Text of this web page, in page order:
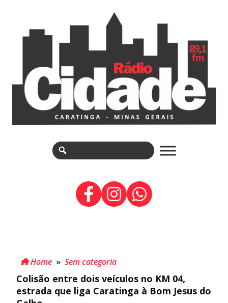
Home » Sem categoria
Colisão entre dois veículos no KM 04,
estrada que liga Caratinga à Bom Jesus do